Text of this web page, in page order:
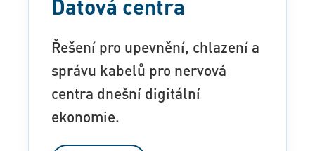
Datová centra
Řešení pro upevnění, chlazení a
správu kabelů pro nervová
centra dnešní digitální
ekonomie.